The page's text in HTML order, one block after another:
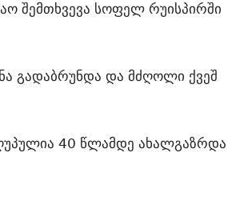
შემთხვევა სოფელ რუისპირში
გადაბრუნდა და მძღოლი ქვეშ
40 წლამდე ახალგაზრდა